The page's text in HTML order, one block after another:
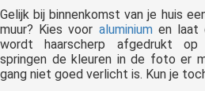
Gelijk bij binnenkomst van je huis
muur? Kies voor aluminiumen laat
wordt haarscherp afgedrukt op
springen de kleuren in de foto er
gang niet goed verlicht is. Kun je